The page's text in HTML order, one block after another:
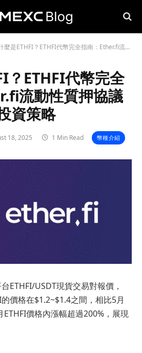
麼是ETHFI？ETHFI代幣完全指南：Ether.fi流動性質押協議深度解析與投資策略
？ETHFI代幣完全
流動性質押協議
資策略
18, 2025 1 Min Read 幣種介紹
ETHFI/USDT現貨交易對報價，
價格在$1.2~$1.4之間，相比5月
價格內漲幅超過200%，展現